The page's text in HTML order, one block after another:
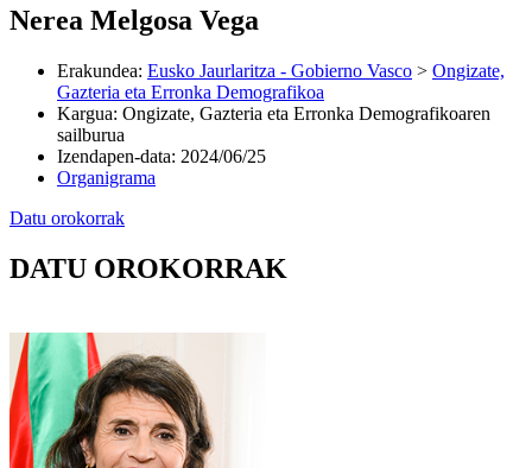
Nerea Melgosa Vega
Erakundea: Eusko Jaurlaritza - Gobierno Vasco > Ongizate,
Gazteria eta Erronka Demografikoa
Kargua: Ongizate, Gazteria eta Erronka Demografikoaren
sailburua
Izendapen-data: 2024/06/25
Organigrama
Datu orokorrak
DATU OROKORRAK